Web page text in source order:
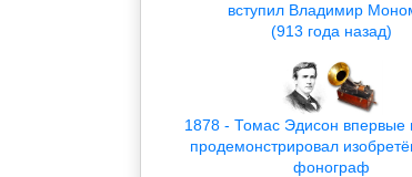
вступил Владимир
(913 года назад)
1878 - Томас Эдисон впервые
продемонстрировал
фонограф